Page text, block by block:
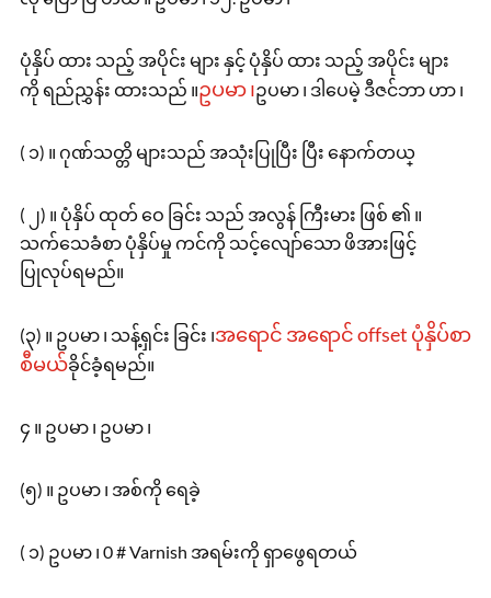
ပုံနှိပ် ထား သည့် အပိုင်း များ နှင့် ပုံနှိပ် ထား သည့် အပိုင်း များ
ကို ရည်ညွှန်း ထားသည် ။ဥပမာ ၊ဥပမာ ၊ ဒါပေမဲ့ ဒီဇင်ဘာ ဟာ ၊
( ၁) ။ ဂုဏ်သတ္တိ များသည် အသုံးပြုပြီး ပြီး နောက်တယ္
( ၂) ။ ပုံနှိပ် ထုတ် ဝေ ခြင်း သည် အလွန် ကြီးမား ဖြစ် ၏ ။
သက်သေခံစာ ပုံနှိပ်မှု ကင်ကို သင့်လျော်သော ဖိအားဖြင့်
ပြုလုပ်ရမည်။
(၃) ။ ဥပမာ ၊ သန့်ရှင်း ခြင်း ၊အရောင် အရောင် offset ပုံနှိပ်စာ
စီမယ်ခိုင်ခံ့ရမည်။
၄ ။ ဥပမာ ၊ ဥပမာ ၊
(၅) ။ ဥပမာ ၊ အစ်ကို ရေခဲ့
( ၁) ဥပမာ ၊ 0 # Varnish အရမ်းကို ရှာဖွေရတယ်